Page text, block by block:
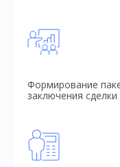
Формирование
заключения сделки